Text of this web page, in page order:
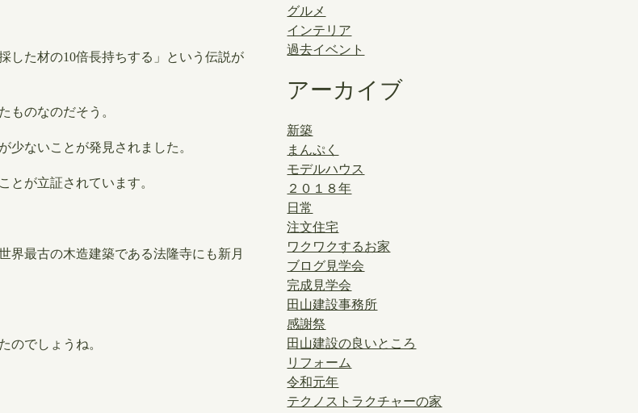
した材の10倍長持ちする」という伝説が
ものなのだそう。
少ないことが発見されました。
とが立証されています。
界最古の木造建築である法隆寺にも新月
のでしょうね。
グルメ
インテリア
過去イベント
アーカイブ
新築
まんぷく
モデルハウス
２０１８年
日常
注文住宅
ワクワクするお家
ブログ見学会
完成見学会
田山建設事務所
感謝祭
田山建設の良いところ
リフォーム
令和元年
テクノストラクチャーの家